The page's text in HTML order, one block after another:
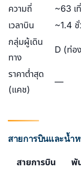
ความถี่
~63 เ
เวลาบิน
~1.4 ชั่
กลุ่มผู้เดิน
ทาง
D (ท่อ
ราคาต่ำสุด
(แคช)
—
สายการบินและน้ำ
สายการบิน พั